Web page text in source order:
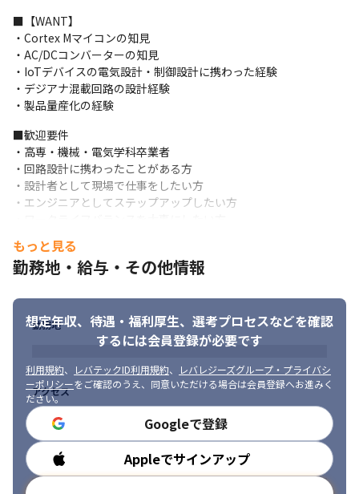
■【WANT】
・Cortex Mマイコンの知見
・AC/DCコンバーターの知見
・IoTデバイスの電気設計・制御設計に携わった経験
・デジアナ混載回路の設計経験
・製品量産化の経験
■歓迎要件
・高専・機械・電気学科卒業者
・回路設計に携わったことがある方
・設計者として現場で仕事をしたい方
・エンジニアとしてステップアップしたい方
・様々なアイデアを試してみたい方
・当社理念への共感
・社内外のコミュニケーションを円滑に進められる方
・誠実かつポジティブに仕事ができる方
・挑戦や変化を楽しめる方
もっと見る
勤務地・給与・その他情報
想定年収、待遇・福利厚生、 選考プロセスなどを確認
するには会員登録が必要です
利用規約、 レバテックID利用規約、
レバレジーズグループ・プライバシ
ーポリシーをご確認のうえ、同意いただける場合は会員登録へお進みく
ださい。
Googleで登録
Appleでサインアップ
勤務地
アクセス
勤務時間